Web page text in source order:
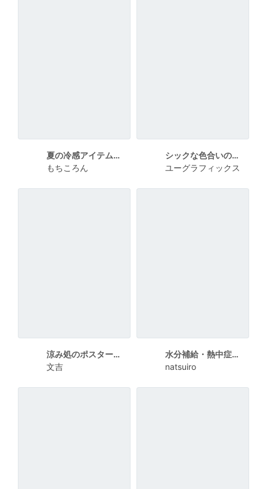
夏の冷感アイテムフェア
もちころん
シックな色合いの生ビールのポスター
ユーグラフィックス
涼み処のポスターデザイン
文吉
水分補給・熱中症対策ポスター
natsuiro